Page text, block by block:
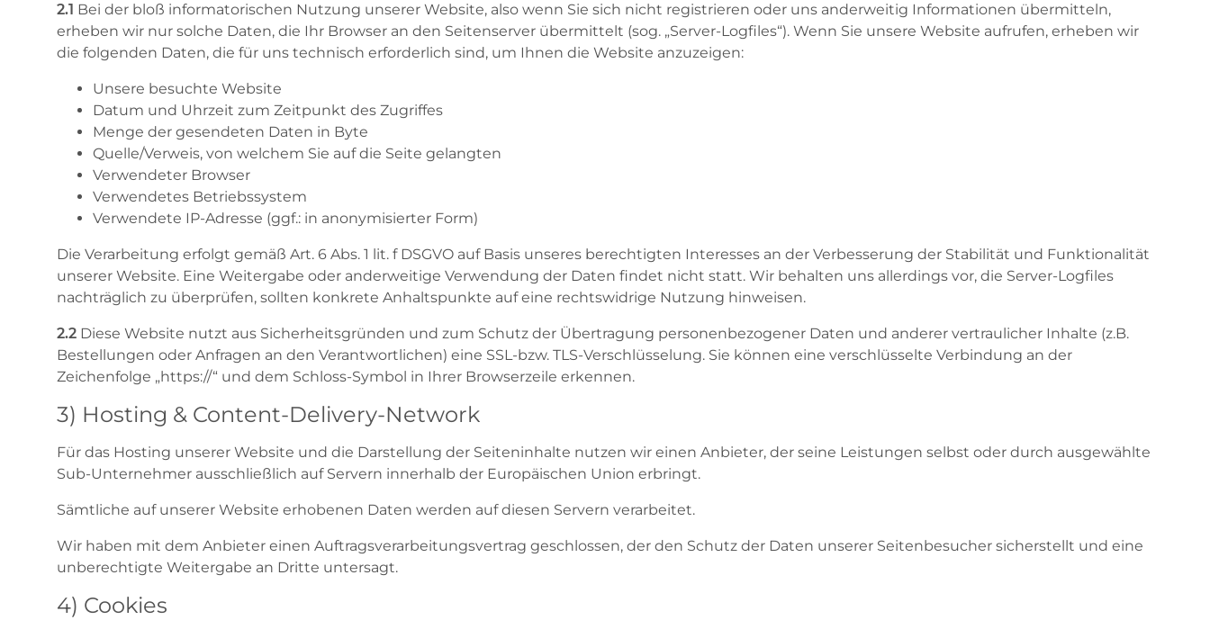
2.1 Bei der bloß informatorischen Nutzung unserer Website, also wenn Sie sich nicht registrieren oder uns anderweitig Informationen übermitteln,
erheben wir nur solche Daten, die Ihr Browser an den Seitenserver übermittelt (sog. „Server-Logfiles“). Wenn Sie unsere Website aufrufen, erheben wir
die folgenden Daten, die für uns technisch erforderlich sind, um Ihnen die Website anzuzeigen:
Unsere besuchte Website
Datum und Uhrzeit zum Zeitpunkt des Zugriffes
Menge der gesendeten Daten in Byte
Quelle/Verweis, von welchem Sie auf die Seite gelangten
Verwendeter Browser
Verwendetes Betriebssystem
Verwendete IP-Adresse (ggf.: in anonymisierter Form)
Die Verarbeitung erfolgt gemäß Art. 6 Abs. 1 lit. f DSGVO auf Basis unseres berechtigten Interesses an der Verbesserung der Stabilität und Funktionalität
unserer Website. Eine Weitergabe oder anderweitige Verwendung der Daten findet nicht statt. Wir behalten uns allerdings vor, die Server-Logfiles
nachträglich zu überprüfen, sollten konkrete Anhaltspunkte auf eine rechtswidrige Nutzung hinweisen.
2.2 Diese Website nutzt aus Sicherheitsgründen und zum Schutz der Übertragung personenbezogener Daten und anderer vertraulicher Inhalte (z.B.
Bestellungen oder Anfragen an den Verantwortlichen) eine SSL-bzw. TLS-Verschlüsselung. Sie können eine verschlüsselte Verbindung an der
Zeichenfolge „https://“ und dem Schloss-Symbol in Ihrer Browserzeile erkennen.
3) Hosting & Content-Delivery-Network
Für das Hosting unserer Website und die Darstellung der Seiteninhalte nutzen wir einen Anbieter, der seine Leistungen selbst oder durch ausgewählte
Sub-Unternehmer ausschließlich auf Servern innerhalb der Europäischen Union erbringt.
Sämtliche auf unserer Website erhobenen Daten werden auf diesen Servern verarbeitet.
Wir haben mit dem Anbieter einen Auftragsverarbeitungsvertrag geschlossen, der den Schutz der Daten unserer Seitenbesucher sicherstellt und eine
unberechtigte Weitergabe an Dritte untersagt.
4) Cookies